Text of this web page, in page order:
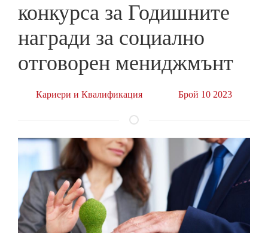
конкурса за Годишните
награди за социално
отговорен мениджмънт
Кариери и Квалификация Брой 10 2023